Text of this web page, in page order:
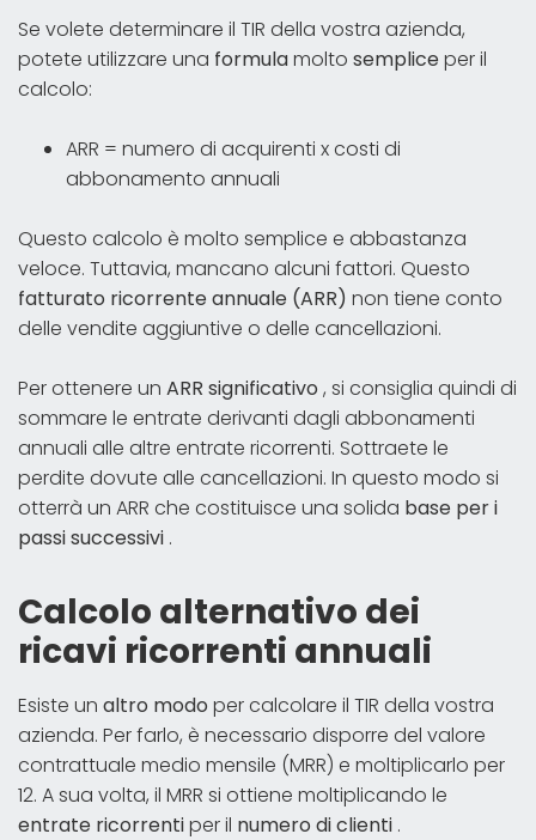
Se volete determinare il TIR della vostra azienda,
potete utilizzare una formulamolto sempliceper il
calcolo:
ARR = numero di acquirenti x costi di
abbonamento annuali
Questo calcolo è molto semplice e abbastanza
veloce. Tuttavia, mancano alcuni fattori. Questo
fatturato ricorrente annuale (ARR) non tiene conto
delle vendite aggiuntive o delle cancellazioni.
Per ottenere un ARR significativo , si consiglia quindi di
sommare le entrate derivanti dagli abbonamenti
annuali alle altre entrate ricorrenti. Sottraete le
perdite dovute alle cancellazioni. In questo modo si
otterrà un ARR che costituisce una solida base per i
passi successivi .
Calcolo alternativo dei
ricavi ricorrenti annuali
Esiste un altro modo per calcolare il TIR della vostra
azienda. Per farlo, è necessario disporre del valore
contrattuale medio mensile (MRR) e moltiplicarlo per
12. A sua volta, il MRR si ottiene moltiplicando le
entrate ricorrentiper il numero di clienti .